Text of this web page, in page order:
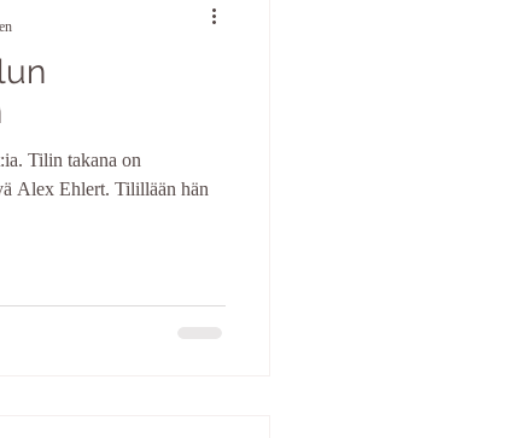
Tilin takana on
Alex Ehlert. Tilillään hän